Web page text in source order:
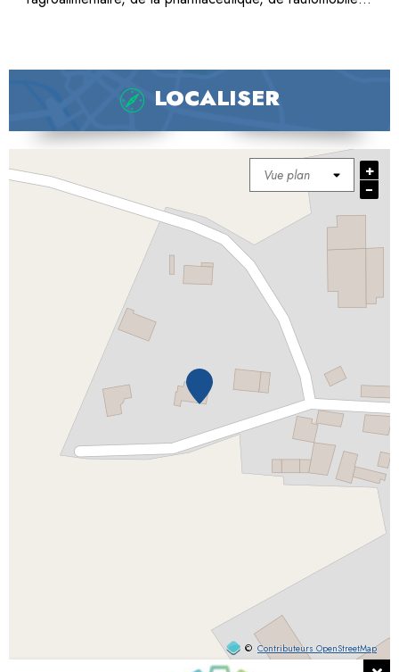
LOCALISER
© Contributeurs OpenStreetMap
+
−